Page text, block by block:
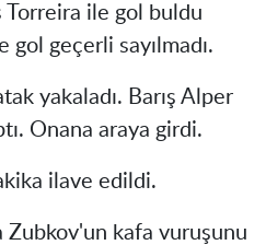
Torreira ile gol buldu
geçerli sayılmadı.
yakaladı. Barış Alper
Onana araya girdi.
ilave edildi.
kafa vuruşunu